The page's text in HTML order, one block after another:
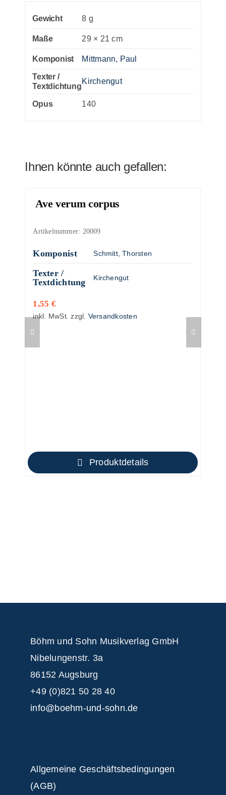
Gewicht 8 g
Maße 29 × 21 cm
Komponist Mittmann, Paul
Texter /
Textdichtung
Kirchengut
Opus 140
Ihnen könnte auch gefallen:
Ave verum corpus
Artikelnummer: 20009
Komponist Schmitt, Thorsten
Texter /
Textdichtung
Kirchengut
1,55 €
inkl. MwSt. zzgl. Versandkosten
Produktdetails
Böhm und Sohn Musikverlag GmbH
Nibelungenstr. 3a
86152 Augsburg
+49 (0)821 50 28 40
info@boehm-und-sohn.de
Allgemeine Geschäftsbedingungen
(AGB)